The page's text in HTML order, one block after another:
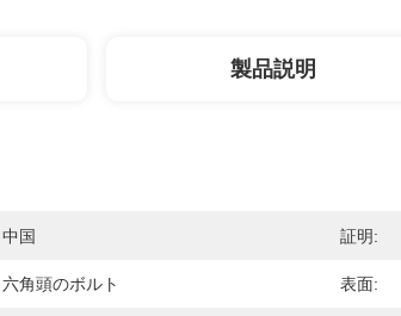
製品説明
中国 証明:
六角頭のボルト 表面: